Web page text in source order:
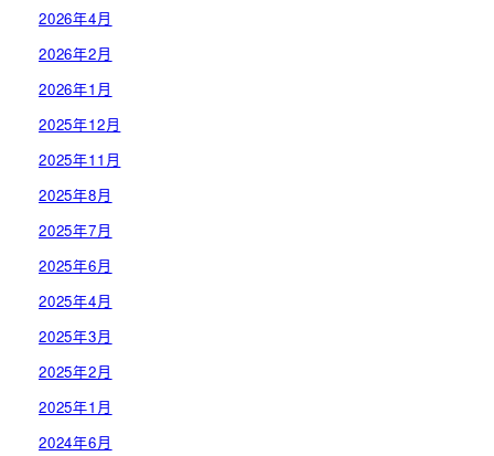
2026年4月
2026年2月
2026年1月
2025年12月
2025年11月
2025年8月
2025年7月
2025年6月
2025年4月
2025年3月
2025年2月
2025年1月
2024年6月